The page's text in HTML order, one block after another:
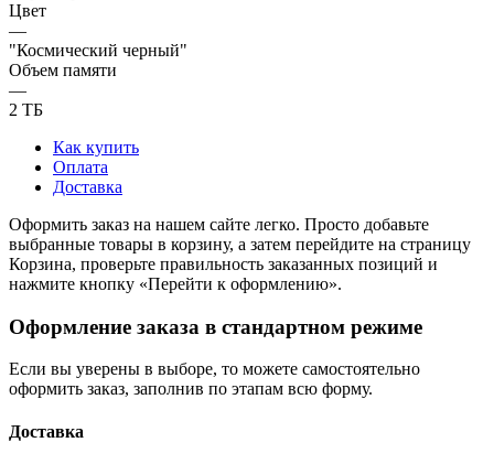
Цвет
—
"Космический черный"
Объем памяти
—
2 TБ
Как купить
Оплата
Доставка
Оформить заказ на нашем сайте легко. Просто добавьте
выбранные товары в корзину, а затем перейдите на страницу
Корзина, проверьте правильность заказанных позиций и
нажмите кнопку «Перейти к оформлению».
Оформление заказа в стандартном режиме
Если вы уверены в выборе, то можете самостоятельно
оформить заказ, заполнив по этапам всю форму.
Доставка